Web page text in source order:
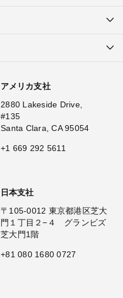
アメリカ支社
2880 Lakeside Drive,
#135
Santa Clara, CA 95054
+1 669 292 5611
日本支社
〒105-0012 東京都港区芝大
門１丁目２−４ グランビズ
芝大門1階
+81 080 1680 0727